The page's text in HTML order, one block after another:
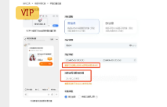
VIP